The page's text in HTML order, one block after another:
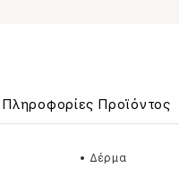
Πληροφορίες Προϊόντος
• Δέρμα